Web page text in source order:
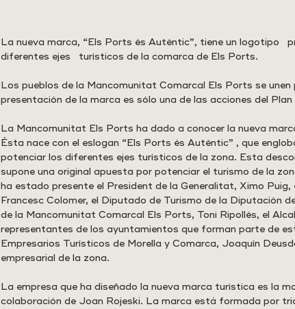
La nueva marca, “Els Ports és Autèntic”, tiene un logotipo
diferentes ejes   turísticos de la comarca de Els Ports.
Los pueblos de la Mancomunitat Comarcal Els Ports se
presentación de la marca es sólo una de las acciones del
La Mancomunitat Els Ports ha dado a conocer la nueva
Ésta nace con el eslogan “Els Ports és Autèntic” , que
potenciar los diferentes ejes turísticos de la zona. Esta
supone una original apuesta por potenciar el turismo de la
ha estado presente el President de la Generalitat, Ximo
Francesc Colomer, el Diputado de Turismo de la Diputación
de la Mancomunitat Comarcal Els Ports, Toni Ripollés, el
representantes de los ayuntamientos que forman parte de
Empresarios Turísticos de Morella y Comarca, Joaquín
empresarial de la zona.
La empresa que ha diseñado la nueva marca turística es la
colaboración de Joan Rojeski. La marca está formada por